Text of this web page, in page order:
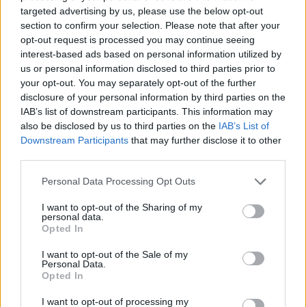
targeted advertising by us, please use the below opt-out
section to confirm your selection. Please note that after your
opt-out request is processed you may continue seeing
interest-based ads based on personal information utilized by
us or personal information disclosed to third parties prior to
your opt-out. You may separately opt-out of the further
disclosure of your personal information by third parties on the
IAB’s list of downstream participants. This information may
also be disclosed by us to third parties on the IAB’s List of
Downstream Participants that may further disclose it to other
Please note that this website/app uses one or more Google
not limited to your visit or usage behaviour. You may click to
grant or deny consent to Google and its third-party tags to
use your data for below specified purposes in below Google
consent section.
Personal Data Processing Opt Outs
I want to opt-out of the Sharing of my
personal data.
Opted In
I want to opt-out of the Sale of my
Personal Data.
Opted In
I want to opt-out of processing my
református iskoláját
A Szőnyi Benjámin Általános Iskola fejlesztését a FERROÉP
kivitelezheti; a munkák csaknem egy évig tartanak majd.
Látványos építési szakasz indult be a
Flórián téri felüljárón
Paks II.: Mit jelent az 5. blokk új
árnyékában?
közműhálózatának fejlesztése